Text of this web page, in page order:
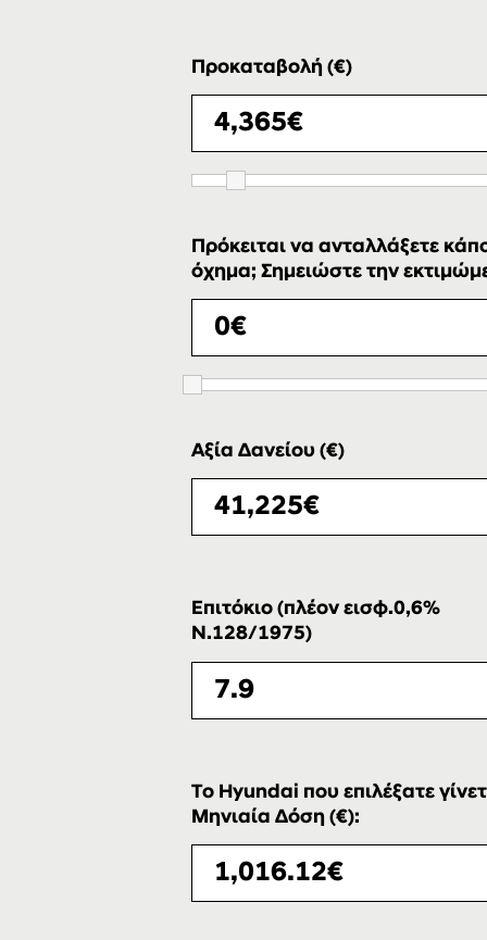
Προκαταβολή (€)
Πρόκειται να ανταλλάξετε
όχημα; Σημειώστε την
Αξία Δανείου (€)
Επιτόκιο (πλέον εισφ.0,6%
Ν.128/1975)
Το Hyundai που επιλέξατε
Μηνιαία Δόση (€):